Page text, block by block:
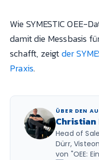
Wie SYMESTIC OEE-
damit die Messbasis
schafft, zeigtder
Praxis.
ÜBER DEN
Christian
Head of
Dürr,
von "OEE: